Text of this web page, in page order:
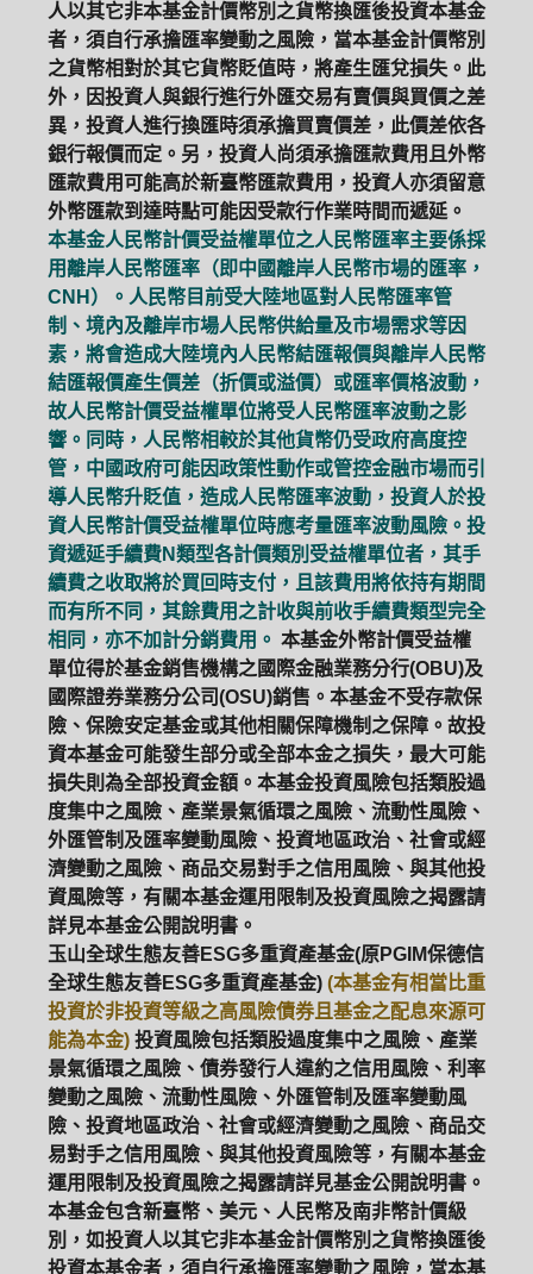
人以其它非本基金計價幣別之貨幣換匯後投資本基金
者，須自行承擔匯率變動之風險，當本基金計價幣別
之貨幣相對於其它貨幣貶值時，將產生匯兌損失。此
外，因投資人與銀行進行外匯交易有賣價與買價之差
異，投資人進行換匯時須承擔買賣價差，此價差依各
銀行報價而定。另，投資人尚須承擔匯款費用且外幣
匯款費用可能高於新臺幣匯款費用，投資人亦須留意
外幣匯款到達時點可能因受款行作業時間而遞延。
本基金人民幣計價受益權單位之人民幣匯率主要係採
用離岸人民幣匯率（即中國離岸人民幣市場的匯率，
CNH）。人民幣目前受大陸地區對人民幣匯率管
制、境內及離岸市場人民幣供給量及市場需求等因
素，將會造成大陸境內人民幣結匯報價與離岸人民幣
結匯報價產生價差（折價或溢價）或匯率價格波動，
故人民幣計價受益權單位將受人民幣匯率波動之影
響。同時，人民幣相較於其他貨幣仍受政府高度控
管，中國政府可能因政策性動作或管控金融市場而引
導人民幣升貶值，造成人民幣匯率波動，投資人於投
資人民幣計價受益權單位時應考量匯率波動風險。投
資遞延手續費N類型各計價類別受益權單位者，其手
續費之收取將於買回時支付，且該費用將依持有期間
而有所不同，其餘費用之計收與前收手續費類型完全
相同，亦不加計分銷費用。 本基金外幣計價受益權
單位得於基金銷售機構之國際金融業務分行(OBU)及
國際證券業務分公司(OSU)銷售。本基金不受存款保
險、保險安定基金或其他相關保障機制之保障。故投
資本基金可能發生部分或全部本金之損失，最大可能
損失則為全部投資金額。本基金投資風險包括類股過
度集中之風險、產業景氣循環之風險、流動性風險、
外匯管制及匯率變動風險、投資地區政治、社會或經
濟變動之風險、商品交易對手之信用風險、與其他投
資風險等，有關本基金運用限制及投資風險之揭露請
詳見本基金公開說明書。
玉山全球生態友善ESG多重資產基金(原PGIM保德信
全球生態友善ESG多重資產基金) (本基金有相當比重
投資於非投資等級之高風險債券且基金之配息來源可
能為本金) 投資風險包括類股過度集中之風險、產業
景氣循環之風險、債券發行人違約之信用風險、利率
變動之風險、流動性風險、外匯管制及匯率變動風
險、投資地區政治、社會或經濟變動之風險、商品交
易對手之信用風險、與其他投資風險等，有關本基金
運用限制及投資風險之揭露請詳見基金公開說明書。
本基金包含新臺幣、美元、人民幣及南非幣計價級
別，如投資人以其它非本基金計價幣別之貨幣換匯後
投資本基金者，須自行承擔匯率變動之風險，當本基